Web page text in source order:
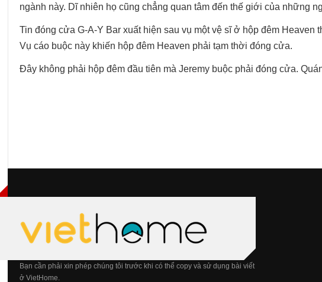
ngành này. Dĩ nhiên họ cũng chẳng quan tâm đến thế giới của những
Tin đóng cửa G-A-Y Bar xuất hiện sau vụ một vệ sĩ ở hộp đêm Heaven
Vụ cáo buộc này khiến hộp đêm Heaven phải tạm thời đóng cửa.
Đây không phải hộp đêm đầu tiên mà Jeremy buộc phải đóng cửa.
Bạn cần phải xin phép chúng tôi trước khi có thể copy và sử dụng bài viết
ở VietHome.